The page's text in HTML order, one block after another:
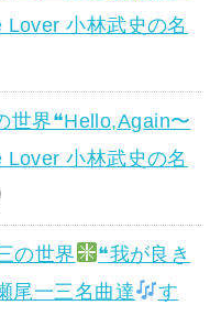
Lover 小林武史の名
世界❝Hello,Again〜
Lover 小林武史の名
の世界
❝我が良き
尾一三名曲達
す